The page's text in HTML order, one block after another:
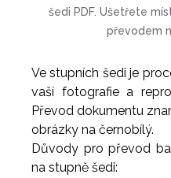
šedi PDF. Ušetřete
převodem
Ve stupních šedi je
vaší fotografie a
Převod dokumentu
obrázky na černobílý.
Důvody pro převod
na stupně šedi: